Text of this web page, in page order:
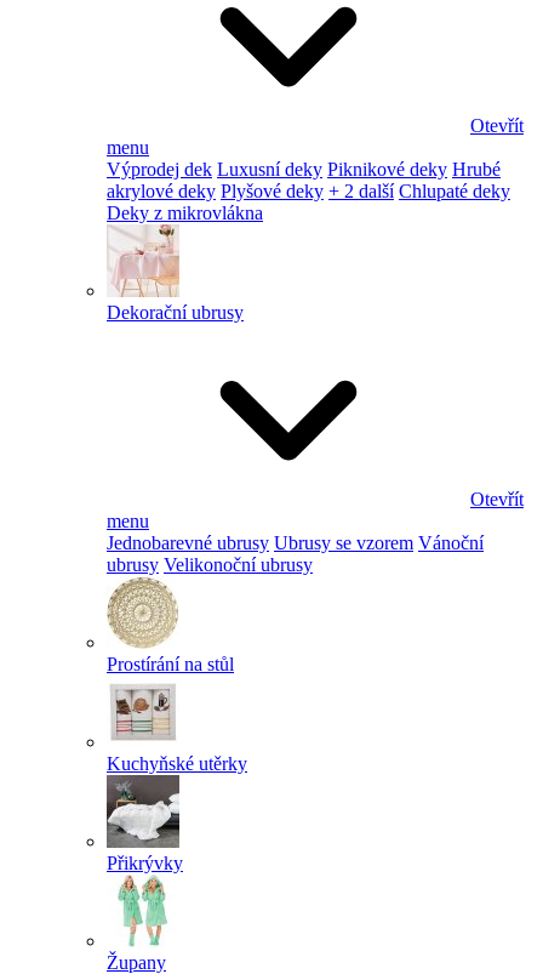
Otevřít
menu
Výprodej dek Luxusní deky Piknikové deky Hrubé
akrylové deky Plyšové deky + 2 další Chlupaté deky
Deky z mikrovlákna
Dekorační ubrusy
Otevřít
menu
Jednobarevné ubrusy Ubrusy se vzorem Vánoční
ubrusy Velikonoční ubrusy
Prostírání na stůl
Kuchyňské utěrky
Přikrývky
Župany